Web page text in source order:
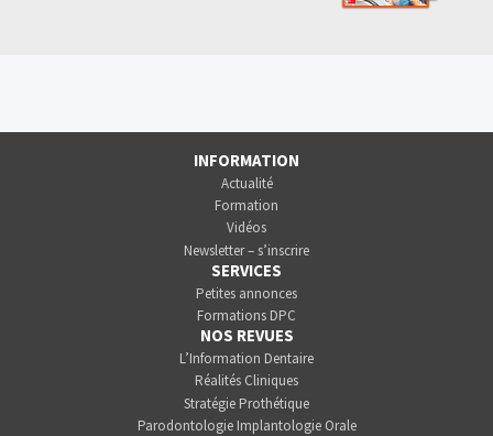
INFORMATION
Actualité
Formation
Vidéos
Newsletter – s’inscrire
SERVICES
Petites annonces
Formations DPC
NOS REVUES
L’Information Dentaire
Réalités Cliniques
Stratégie Prothétique
Parodontologie Implantologie Orale